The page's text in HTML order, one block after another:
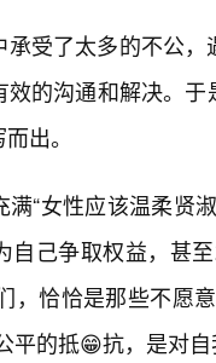
受了太多的不公
的沟通和解决。
出。
“女性应该温柔贤
自己争取权益，甚
，恰恰是那些不愿
平的抵😁抗，是对自